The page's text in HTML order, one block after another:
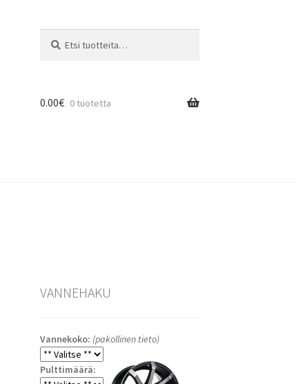
0.00€ 0 tuotetta
VANNEHAKU
Vannekoko: (pakollinen tieto)
Pulttimäärä: